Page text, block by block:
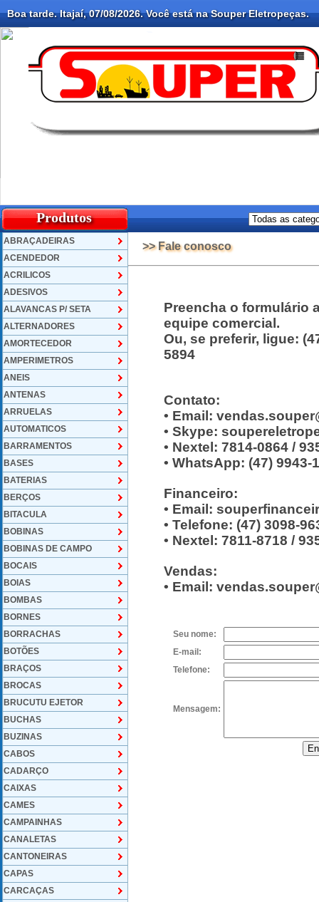
Boa tarde. Itajaí, 07/08/2026. Você está na Souper Eletropeças.
Produtos
ABRAÇADEIRAS
ACENDEDOR
ACRILICOS
ADESIVOS
ALAVANCAS P/ SETA
ALTERNADORES
AMORTECEDOR
AMPERIMETROS
ANEIS
ANTENAS
ARRUELAS
AUTOMATICOS
BARRAMENTOS
BASES
BATERIAS
BERÇOS
BITACULA
BOBINAS
BOBINAS DE CAMPO
BOCAIS
BOIAS
BOMBAS
BORNES
BORRACHAS
BOTÕES
BRAÇOS
BROCAS
BRUCUTU EJETOR
BUCHAS
BUZINAS
CABOS
CADARÇO
CAIXAS
CAMES
CAMPAINHAS
CANALETAS
CANTONEIRAS
CAPAS
CARCAÇAS
>> Fale conosco
Preencha o formulário
equipe comercial.
Ou, se preferir, ligue:
5894
Contato:
• Email:
• Skype:
• Nextel: 7814-0864 /
• WhatsApp: (47) 9943-
Financeiro:
• Email:
• Telefone: (47) 3098-
• Nextel: 7811-8718 /
Vendas:
• Email:
Seu nome:
E-mail:
Telefone:
Mensagem: